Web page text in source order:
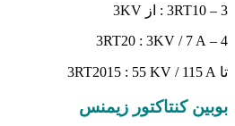
3 – 3RT10 : از 3KV
4 – 3RT20 : 3KV / 7 A
تا 3RT2015 : 55 KV / 115 A
بوبین کنتاکتور زیمنس